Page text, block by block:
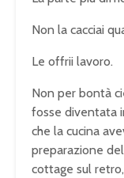
Non la cacciai
Le offrii lavoro.
Non per bontà
fosse diventata
che la cucina
preparazione
cottage sul